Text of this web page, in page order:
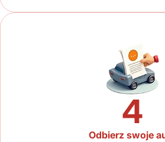
4
Odbierz swoje